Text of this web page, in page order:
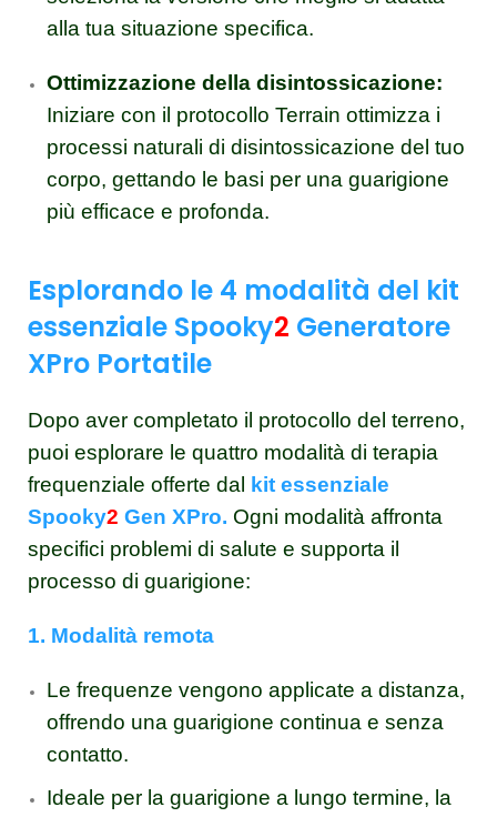
alla tua situazione specifica.
Ottimizzazione della disintossicazione:
Iniziare con il protocollo Terrain ottimizza i
processi naturali di disintossicazione del tuo
corpo, gettando le basi per una guarigione
più efficace e profonda.
Esplorando le 4 modalità del kit
essenziale Spooky2 Generatore
XPro Portatile
Dopo aver completato il protocollo del terreno,
puoi esplorare le quattro modalità di terapia
frequenziale offerte dal
kit essenziale
Spooky2 Gen XPro. Ogni modalità affronta
specifici problemi di salute e supporta il
processo di guarigione:
1. Modalità remota
Le frequenze vengono applicate a distanza,
offrendo una guarigione continua e senza
contatto.
Ideale per la guarigione a lungo termine, la